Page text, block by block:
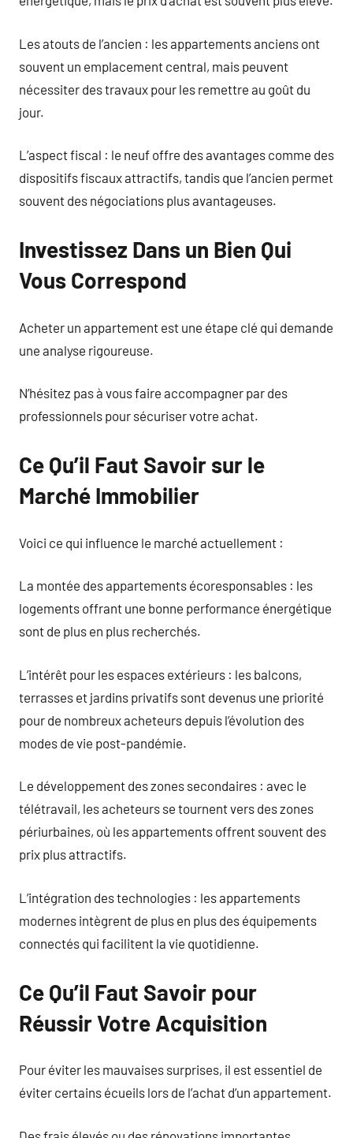
Les atouts de l’ancien : les appartements anciens ont
souvent un emplacement central, mais peuvent
nécessiter des travaux pour les remettre au goût du
jour.
L’aspect fiscal : le neuf offre des avantages comme des
dispositifs fiscaux attractifs, tandis que l’ancien permet
souvent des négociations plus avantageuses.
Investissez Dans un Bien Qui
Vous Correspond
Acheter un appartement est une étape clé qui demande
une analyse rigoureuse.
N’hésitez pas à vous faire accompagner par des
professionnels pour sécuriser votre achat.
Ce Qu’il Faut Savoir sur le
Marché Immobilier
Voici ce qui influence le marché actuellement :
La montée des appartements écoresponsables : les
logements offrant une bonne performance énergétique
sont de plus en plus recherchés.
L’intérêt pour les espaces extérieurs : les balcons,
terrasses et jardins privatifs sont devenus une priorité
pour de nombreux acheteurs depuis l’évolution des
modes de vie post-pandémie.
Le développement des zones secondaires : avec le
télétravail, les acheteurs se tournent vers des zones
périurbaines, où les appartements offrent souvent des
prix plus attractifs.
L’intégration des technologies : les appartements
modernes intègrent de plus en plus des équipements
connectés qui facilitent la vie quotidienne.
Ce Qu’il Faut Savoir pour
Réussir Votre Acquisition
Pour éviter les mauvaises surprises, il est essentiel de
éviter certains écueils lors de l’achat d’un appartement.